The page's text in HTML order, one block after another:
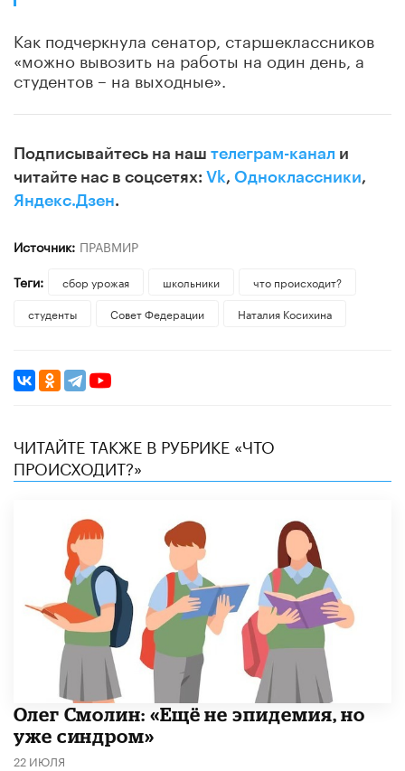
Как подчеркнула сенатор, старшеклассников
«можно вывозить на работы на один день, а
студентов – на выходные».
Подписывайтесь на наш телеграм-канал и
читайте нас в соцсетях: Vk, Одноклассники,
Яндекс.Дзен.
Источник: ПРАВМИР
Теги:
сбор урожая школьники
что происходит?
студенты
Совет Федерации Наталия Косихина
ЧИТАЙТЕ ТАКЖЕ В РУБРИКЕ «ЧТО
ПРОИСХОДИТ?»
​Олег Смолин: «Ещё не эпидемия, но
уже синдром»
22 ИЮЛЯ